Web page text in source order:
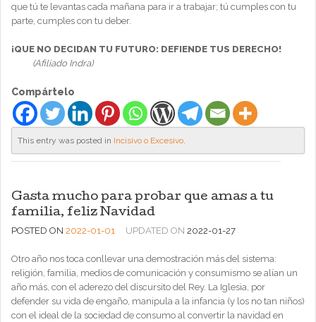
que tú te levantas cada mañana para ir a trabajar; tú cumples con tu
parte, cumples con tu deber.
¡QUE NO DECIDAN TU FUTURO: DEFIENDE TUS DERECHO!
(Afiliado Indra)
Compártelo
This entry was posted in Incisivo o Excesivo
Gasta mucho para probar que amas a tu
familia, feliz Navidad
POSTED ON 2022-01-01 UPDATED ON 2022-01-27
Otro año nos toca conllevar una demostración más del sistema:
religión, familia, medios de comunicación y consumismo se alían un
año más, con el aderezo del discursito del Rey. La Iglesia, por
defender su vida de engaño, manipula a la infancia (y los no tan niños)
con el ideal de la sociedad de consumo al convertir la navidad en